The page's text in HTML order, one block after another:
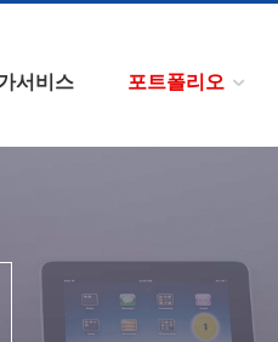
서비스 포트폴리오